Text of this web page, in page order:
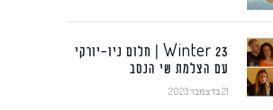
Winter 23 | חלום ניו-יורקי
עם הצלמת שי הנסב
21 בדצמבר 2023